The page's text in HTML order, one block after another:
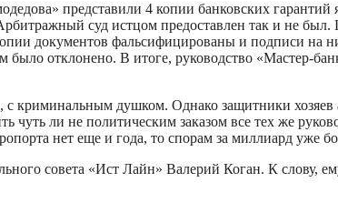
представили 4 копии банковских
суд истцом предоставлен так и не был.
документов фальсифицированы и подписи на
было отклонено. В итоге, руководство «Мастер-
криминальным душком. Однако защитники хозяев
ли не политическим заказом все тех же
нет еще и года, то спорам за миллиард уже
совета «Ист Лайн» Валерий Коган. К слову,